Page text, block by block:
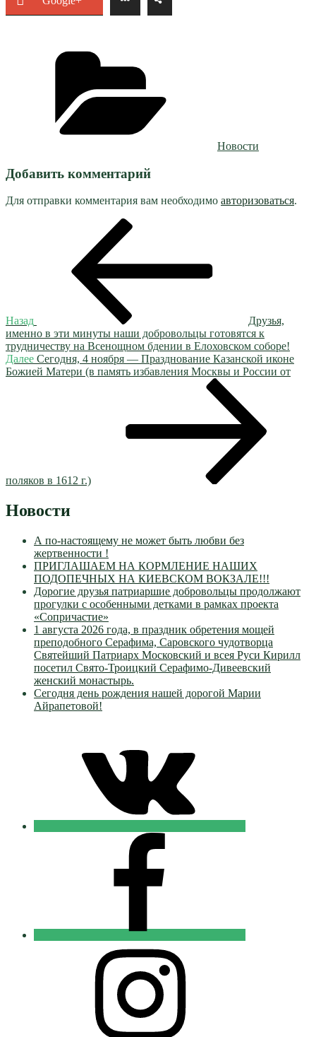
Новости
Добавить комментарий
Для отправки комментария вам необходимо авторизоваться.
Назад
Друзья,
именно в эти минуты наши добровольцы готовятся к
трудничеству на Всенощном бдении в Елоховском соборе!
Следующая
запись
Далее Сегодня, 4 ноября — ️Празднование Казанской иконе
Божией Матери (в память избавления Москвы и России от
поляков в 1612 г.)
Новости
А по-настоящему не может быть любви без
жертвенности !
ПРИГЛАШАЕМ НА КОРМЛЕНИЕ НАШИХ
ПОДОПЕЧНЫХ НА КИЕВСКОМ ВОКЗАЛЕ!!!
Дорогие друзья патриаршие добровольцы продолжают
прогулки с особенными детками в рамках проекта
«Сопричастие»
1 августа 2026 года, в праздник обретения мощей
преподобного Серафима, Саровского чудотворца
Святейший Патриарх Московский и всея Руси Кирилл
посетил Свято-Троицкий Серафимо-Дивеевский
женский монастырь.
Сегодня день рождения нашей дорогой Марии
Айрапетовой!
Добровольцы
Православные
Добровольцы